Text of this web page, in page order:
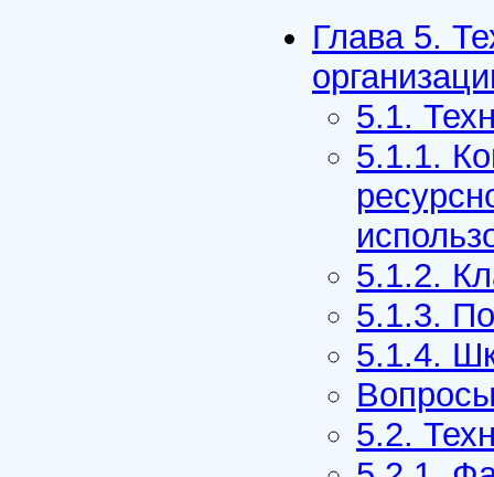
Глава 5.
5.1.
5.1.1.
5.1.2.
5.1.3.
5.1.4.
5.2.